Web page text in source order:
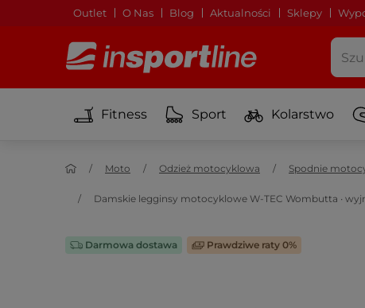
Outlet O Nas Blog Aktualności Sklepy
Fitness Sport Kolarstwo
Moto Odzież motocyklowa Spodnie
Damskie legginsy motocyklowe W-TEC Wombutta ∙
Darmowa dostawa Prawdziwe raty 0%